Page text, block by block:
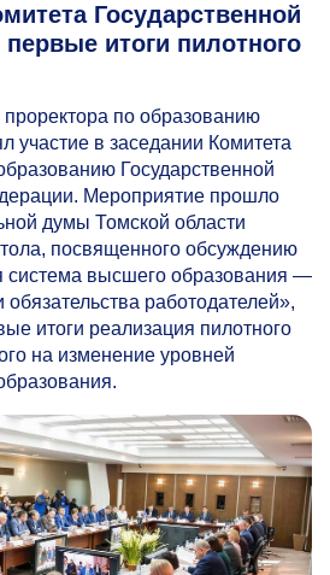
Государственной
итоги пилотного
по образованию
в заседании Комитета
Государственной
Мероприятие прошло
думы Томской области
посвященного обсуждению
высшего образования —
работодателей»,
итоги реализация пилотного
на изменение уровней